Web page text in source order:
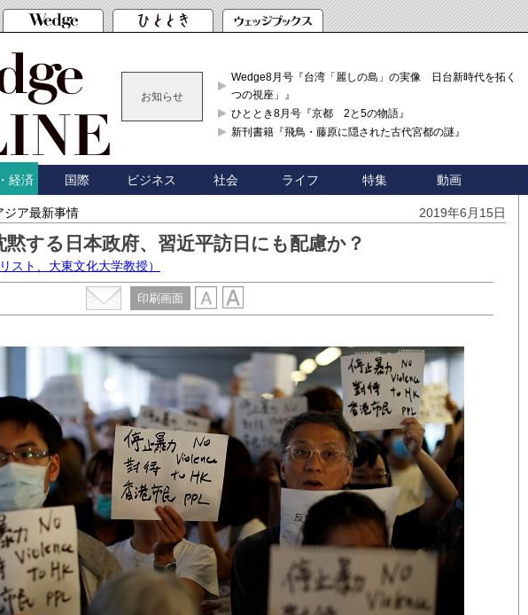
お知らせ
Wedge8月号『台湾「麗しの島」の実像 日台新時代を拓く「3
つの視座」』
ひととき8月号『京都 2と5の物語』
新刊書籍『飛鳥・藤原に隠された古代宮都の謎』
経済 国際 ビジネス 社会 ライフ 特集 動画
ジア最新事情 2019年6月15日
する日本政府、習近平訪日にも配慮か？
スト、大東文化大学教授）
印刷画面